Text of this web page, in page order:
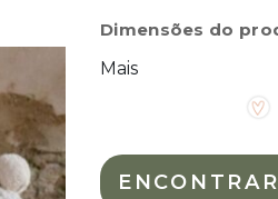
Dimensões do
Mais